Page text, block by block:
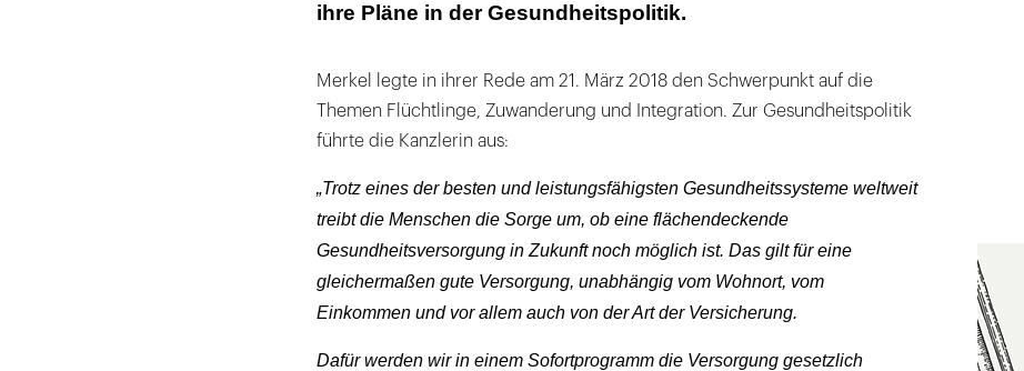
ihre Pläne in der Gesundheitspolitik.
Merkel legte in ihrer Rede am 21. März 2018 den Schwerpunkt auf die
Themen Flüchtlinge, Zuwanderung und Integration. Zur Gesundheitspolitik
führte die Kanzlerin aus:
„Trotz eines der besten und leistungsfähigsten Gesundheitssysteme weltweit
treibt die Menschen die Sorge um, ob eine flächendeckende
Gesundheitsversorgung in Zukunft noch möglich ist. Das gilt für eine
gleichermaßen gute Versorgung, unabhängig vom Wohnort, vom
Einkommen und vor allem auch von der Art der Versicherung.
Dafür werden wir in einem Sofortprogramm die Versorgung gesetzlich